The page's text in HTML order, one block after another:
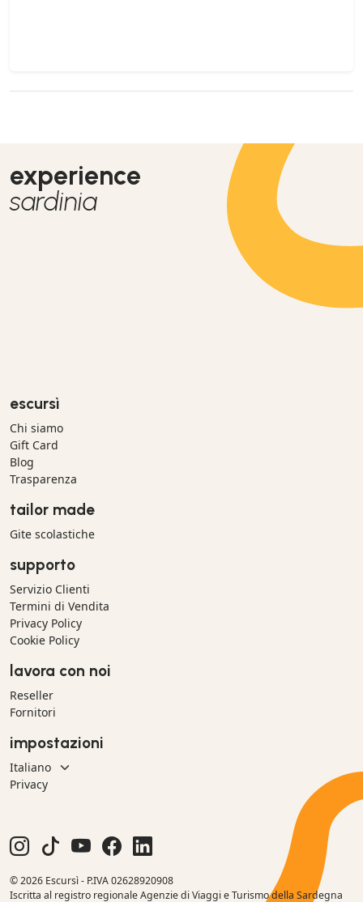
experience
sardinia
escursì
Chi siamo
Gift Card
Blog
Trasparenza
tailor made
Gite scolastiche
supporto
Servizio Clienti
Termini di Vendita
Privacy Policy
Cookie Policy
lavora con noi
Reseller
Fornitori
impostazioni
Privacy
© 2026 Escursì - P.IVA 02628920908
Iscritta al registro regionale Agenzie di Viaggi e Turismo della Sardegna